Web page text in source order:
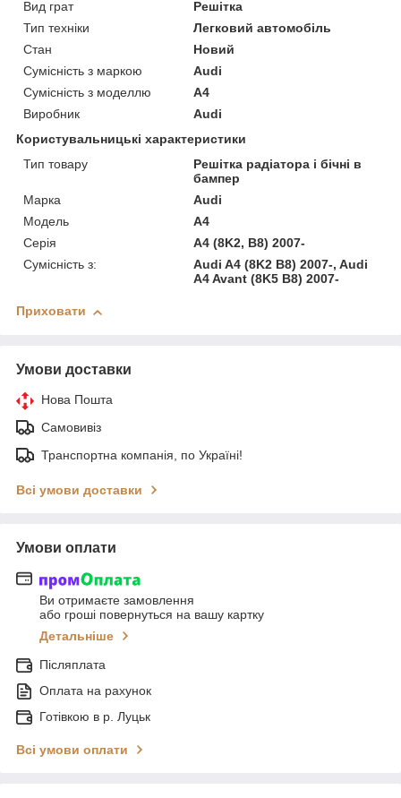
Вид грат
Решітка
Тип техніки
Легковий автомобіль
Стан
Новий
Сумісність з маркою
Audi
Сумісність з моделлю
A4
Виробник
Audi
Користувальницькі характеристики
Тип товару
Решітка радіатора і бічні в
бампер
Марка
Audi
Модель
A4
Серія
A4 (8K2, B8) 2007-
Сумісність з:
Audi A4 (8K2 B8) 2007-, Audi
A4 Avant (8K5 B8) 2007-
Приховати
Умови доставки
Нова Пошта
Самовивіз
Транспортна компанія, по Україні!
Всі умови доставки
Умови оплати
Ви отримаєте замовлення
або гроші повернуться на вашу картку
Детальніше
Післяплата
Оплата на рахунок
Готівкою в р. Луцьк
Всі умови оплати